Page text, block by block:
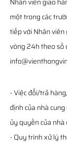
một trong các
tiếp với Nhân
vòng 24h theo
- Việc đổi/trả
định của nhà
ủy quyền của nhà
- Quy trình xử lý